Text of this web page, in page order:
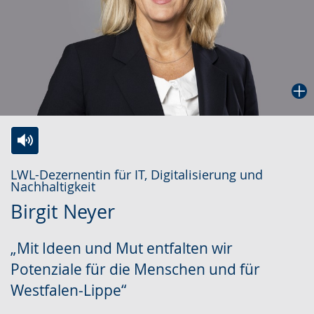
LWL-Dezernentin für IT, Digitalisierung und
Nachhaltigkeit
Birgit Neyer
„Mit Ideen und Mut entfalten wir
Potenziale für die Menschen und für
Westfalen-Lippe“
Leichten
Sprache
wechseln.
Audio-
Unterstützung.
Video
in
Deutscher
Gebärdensprache
wird
angezeigt.